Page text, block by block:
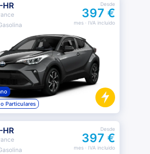
Desde
397 €
mes· IVA incluido
Particulares
Desde
397 €
mes· IVA incluido